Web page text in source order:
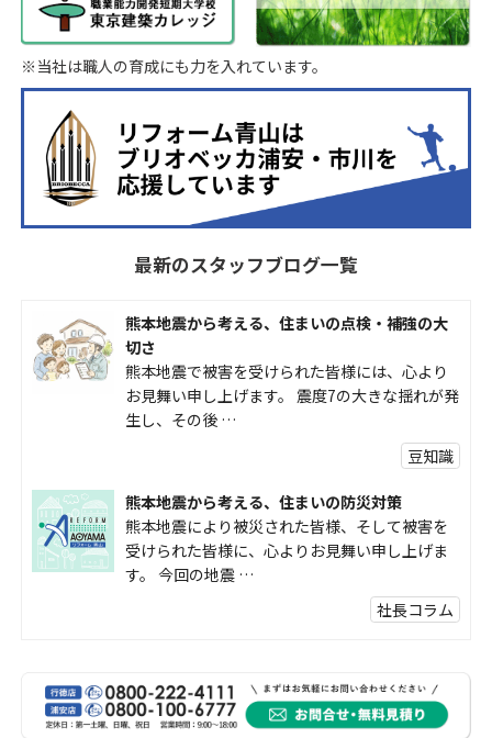
※当社は職人の育成にも力を入れています。
最新のスタッフブログ一覧
熊本地震から考える、住まいの点検・補強の大
切さ
熊本地震で被害を受けられた皆様には、心より
お見舞い申し上げます。 震度7の大きな揺れが発
生し、その後 …
豆知識
熊本地震から考える、住まいの防災対策
熊本地震により被災された皆様、そして被害を
受けられた皆様に、心よりお見舞い申し上げま
す。 今回の地震 …
社長コラム
外壁の色あせやひび割れが気になり始めると、
「そろそろ塗り替えが必要かな？」 「訪問営業
に勧められた …